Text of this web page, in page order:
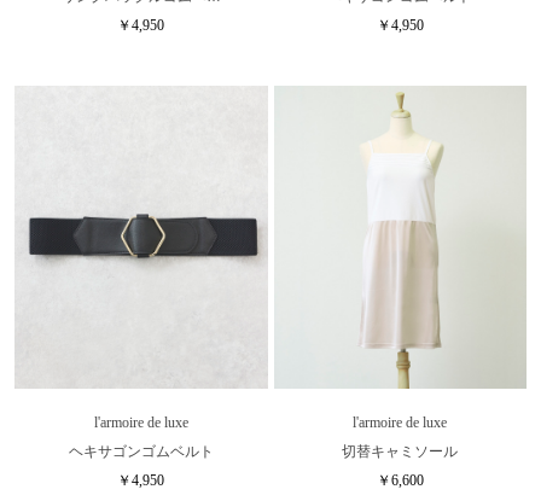
￥4,950
￥4,950
l'armoire de luxe
ヘキサゴンゴムベルト
￥4,950
l'armoire de luxe
切替キャミソール
￥6,600